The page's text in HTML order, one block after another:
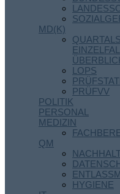
MD(K)
LOPS
PRÜFVV
POLITIK
PERSONAL
MEDIZIN
QM
HYGIENE